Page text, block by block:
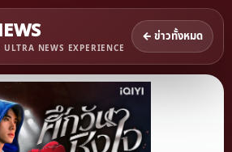
NEWS EXPERIENCE
← ข่าวทั้งหมด